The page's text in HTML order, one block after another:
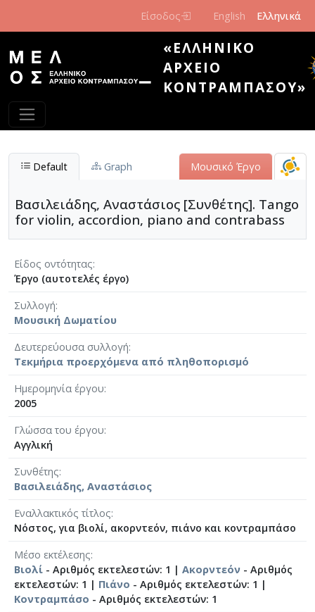
Είσοδος English Ελληνικά
«ΕΛΛΗΝΙΚΌ
ΑΡΧΕΊΟ
ΚΟΝΤΡΑΜΠΆΣΟΥ»
Default Graph Μουσικό Έργο
Βασιλειάδης, Αναστάσιος [Συνθέτης]. Tango
for violin, accordion, piano and contrabass
Είδος οντότητας
Έργο (αυτοτελές έργο)
Συλλογή
Μουσική Δωματίου
Δευτερεύουσα συλλογή
Τεκμήρια προερχόμενα από πληθοπορισμό
Ημερομηνία έργου
2005
Γλώσσα του έργου
Αγγλική
Συνθέτης
Βασιλειάδης, Αναστάσιος
Eναλλακτικός τίτλος
Νόστος, για βιολί, ακορντεόν, πιάνο και κοντραμπάσο
Μέσο εκτέλεσης
Βιολί - Αριθμός εκτελεστών: 1 | Ακορντεόν - Αριθμός
εκτελεστών: 1 | Πιάνο - Αριθμός εκτελεστών: 1 |
Κοντραμπάσο - Αριθμός εκτελεστών: 1